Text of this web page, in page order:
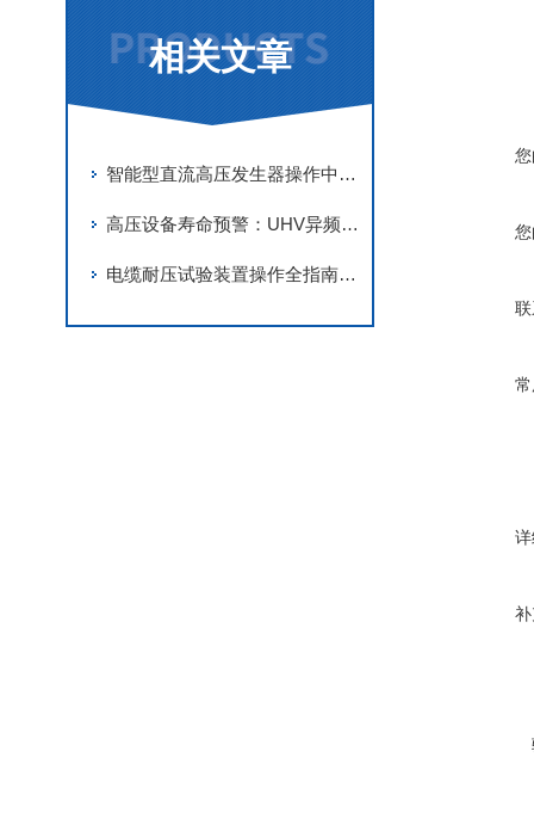
相关文章
智能型直流高压发生器操作中的安全距离与接地要求
高压设备寿命预警：UHV异频介质损耗测试仪的数据分析与维护策略
电缆耐压试验装置操作全指南：安全与效率并重的关键要点